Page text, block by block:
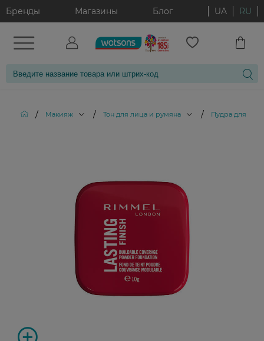
Бренды Магазины Блог UA RU
/ Макияж / Тон для лица и румяна / Пудра для